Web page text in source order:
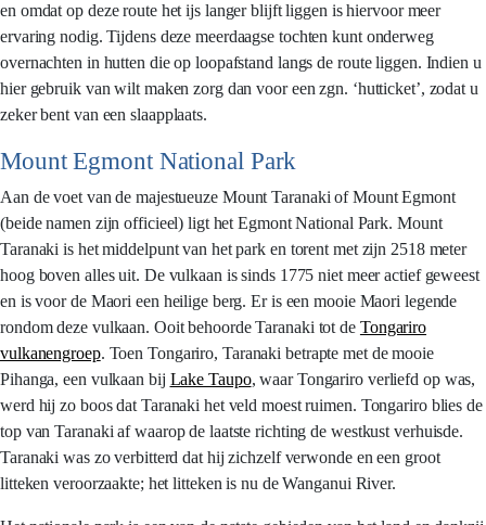
en omdat op deze route het ijs langer blijft liggen is hiervoor meer
ervaring nodig. Tijdens deze meerdaagse tochten kunt onderweg
overnachten in hutten die op loopafstand langs de route liggen. Indien u
hier gebruik van wilt maken zorg dan voor een zgn. ‘hutticket’, zodat u
zeker bent van een slaapplaats.
Mount Egmont National Park
Aan de voet van de majestueuze Mount Taranaki of Mount Egmont
(beide namen zijn officieel) ligt het Egmont National Park. Mount
Taranaki is het middelpunt van het park en torent met zijn 2518 meter
hoog boven alles uit. De vulkaan is sinds 1775 niet meer actief geweest
en is voor de Maori een heilige berg. Er is een mooie Maori legende
rondom deze vulkaan. Ooit behoorde Taranaki tot de Tongariro
vulkanengroep. Toen Tongariro, Taranaki betrapte met de mooie
Pihanga, een vulkaan bij Lake Taupo, waar Tongariro verliefd op was,
werd hij zo boos dat Taranaki het veld moest ruimen. Tongariro blies de
top van Taranaki af waarop de laatste richting de westkust verhuisde.
Taranaki was zo verbitterd dat hij zichzelf verwonde en een groot
litteken veroorzaakte; het litteken is nu de Wanganui River.